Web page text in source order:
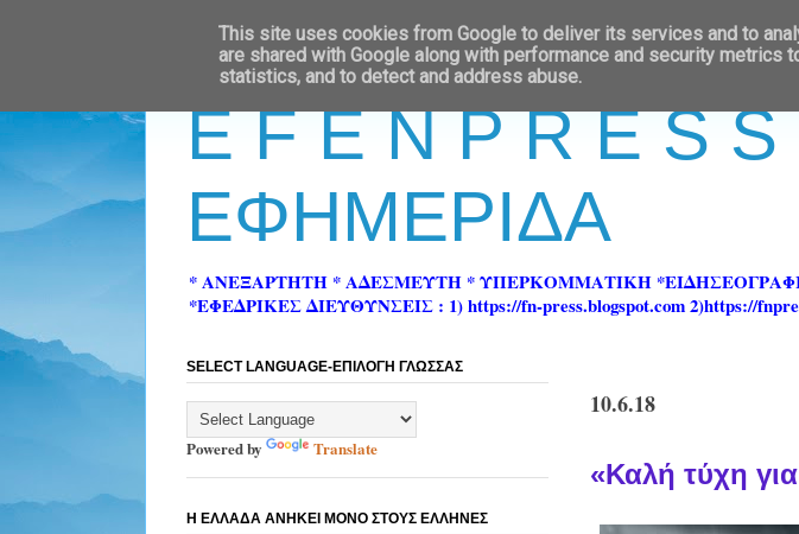
E F E N P R E S
ΕΦΗΜΕΡΙΔΑ
* ΑΝΕΞΑΡΤΗΤΗ * ΑΔΕΣΜΕΥΤΗ * ΥΠΕΡΚΟΜΜΑΤΙΚΗ
*ΕΦΕΔΡΙΚΕΣ ΔΙΕΥΘΥΝΣΕΙΣ : 1) https://fn-press.blogspot.com 2)https://
10.6.18
«Καλή τύχη
SELECT LANGUAGE-ΕΠΙΛΟΓΗ ΓΛΩΣΣΑΣ
Powered by Translate
Η ΕΛΛΑΔΑ ΑΝΗΚΕΙ ΜΟΝΟ ΣΤΟΥΣ ΕΛΛΗΝΕΣ
This site uses cookies from Google to deliver its services and to
are shared with Google along with performance and security metrics
statistics, and to detect and address abuse.